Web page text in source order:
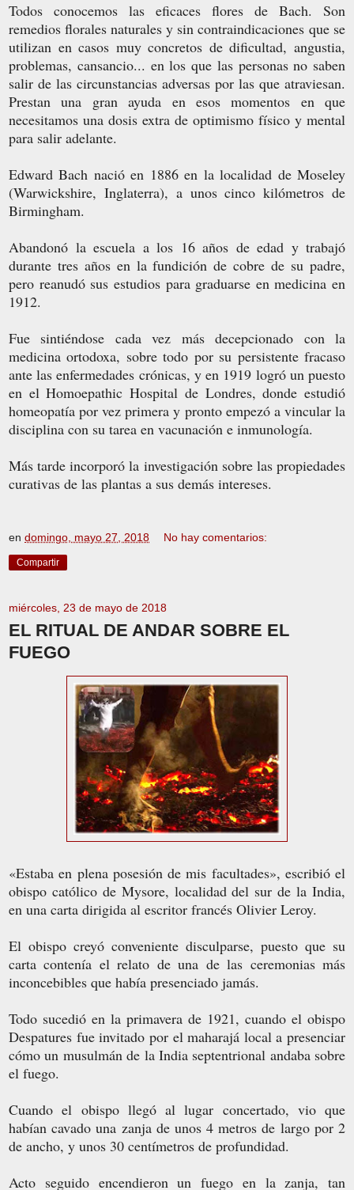
Todos conocemos las eficaces flores de Bach. Son
remedios florales naturales y sin contraindicaciones que se
utilizan en casos muy concretos de dificultad, angustia,
problemas, cansancio... en los que las personas no saben
salir de las circunstancias adversas por las que atraviesan.
Prestan una gran ayuda en esos momentos en que
necesitamos una dosis extra de optimismo físico y mental
para salir adelante.
Edward Bach nació en 1886 en la localidad de Moseley
(Warwickshire, Inglaterra), a unos cinco kilómetros de
Birmingham.
Abandonó la escuela a los 16 años de edad y trabajó
durante tres años en la fundición de cobre de su padre,
pero reanudó sus estudios para graduarse en medicina en
1912.
Fue sintiéndose cada vez más decepcionado con la
medicina ortodoxa, sobre todo por su persistente fracaso
ante las enfermedades crónicas, y en 1919 logró un puesto
en el Homoepathic Hospital de Londres, donde estudió
homeopatía por vez primera y pronto empezó a vincular la
disciplina con su tarea en vacunación e inmunología.
Más tarde incorporó la investigación sobre las propiedades
curativas de las plantas a sus demás intereses.
en domingo, mayo 27, 2018 No hay comentarios:
Compartir
miércoles, 23 de mayo de 2018
EL RITUAL DE ANDAR SOBRE EL
FUEGO
«Estaba en plena posesión de mis facultades», escribió el
obispo católico de Mysore, localidad del sur de la India,
en una carta dirigida al escritor francés Olivier Leroy.
El obispo creyó conveniente disculparse, puesto que su
carta contenía el relato de una de las ceremonias más
inconcebibles que había presenciado jamás.
Todo sucedió en la primavera de 1921, cuando el obispo
Despatures fue invitado por el maharajá local a presenciar
cómo un musulmán de la India septentrional andaba sobre
el fuego.
Cuando el obispo llegó al lugar concertado, vio que
habían cavado una zanja de unos 4 metros de largo por 2
de ancho, y unos 30 centímetros de profundidad.
Acto seguido encendieron un fuego en la zanja, tan